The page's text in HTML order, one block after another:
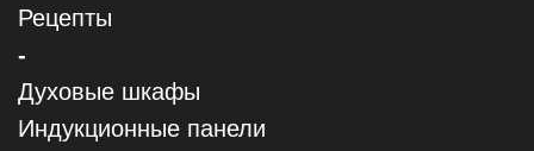
Рецепты
-
Духовые шкафы
Индукционные панели